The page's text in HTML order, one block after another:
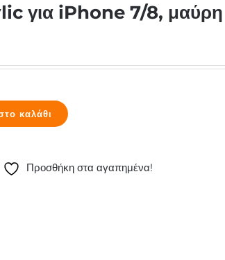
για iPhone 7/8, μαύρη
καλάθι
Προσθήκη στα αγαπημένα!